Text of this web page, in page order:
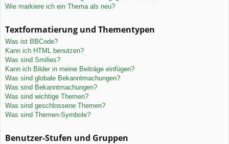
Wie markiere ich ein Thema als neu?
Textformatierung und Thementypen
Was ist BBCode?
Kann ich HTML benutzen?
Was sind Smilies?
Kann ich Bilder in meine Beiträge einfügen?
Was sind globale Bekanntmachungen?
Was sind Bekanntmachungen?
Was sind wichtige Themen?
Was sind geschlossene Themen?
Was sind Themen-Symbole?
Benutzer-Stufen und Gruppen